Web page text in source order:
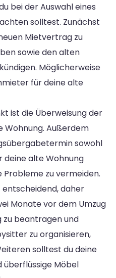
bei der Auswahl eines
solltest. Zunächst
Mietvertrag zu
sowie den alten
Möglicherweise
für deine alte
ist die Überweisung der
Wohnung. Außerdem
sowohl
deine alte Wohnung
zu vermeiden.
daher
Monate vor dem Umzug
zu beantragen und
zu organisieren,
solltest du deine
Möbel